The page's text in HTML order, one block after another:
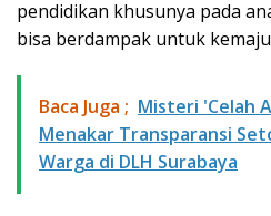
pendidikan khusunya pada
bisa berdampak untuk
Baca Juga ; Misteri 'Celah
Menakar Transparansi
Warga di DLH Surabaya